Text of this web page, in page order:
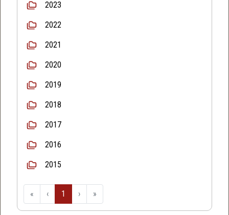
2023
2022
2021
2020
2019
2018
2017
2016
2015
« ‹ 1 › »